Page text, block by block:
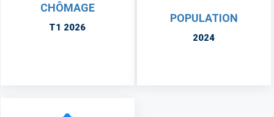
CHÔMAGE
T1 2026
POPULATION
2024